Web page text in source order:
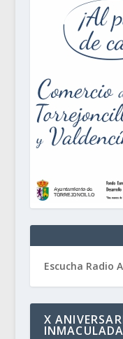
Escucha Radio
X